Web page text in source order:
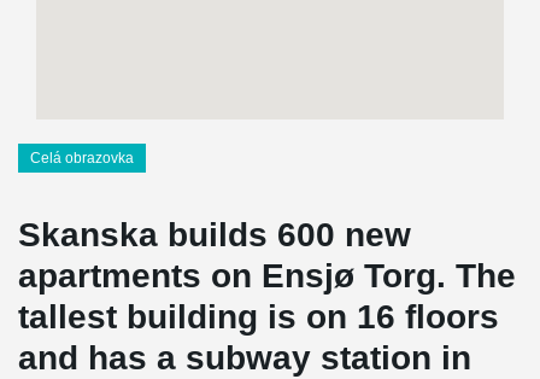
Celá obrazovka
Skanska builds 600 new
apartments on Ensjø Torg. The
tallest building is on 16 floors
and has a subway station in